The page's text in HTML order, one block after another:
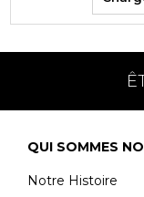
QUI SOMMES
Notre Histoire